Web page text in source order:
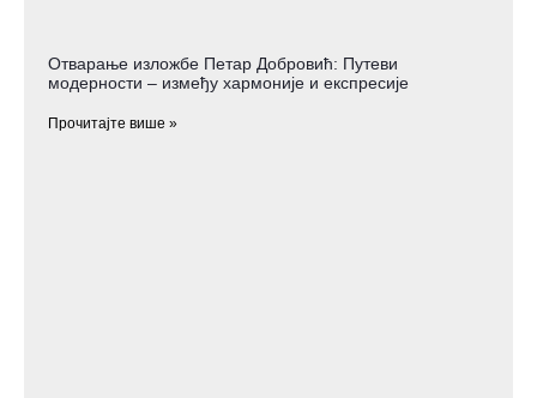
Отварање изложбе Петар Добровић: Путеви
модерности – између хармоније и експресије
Прочитајте више »